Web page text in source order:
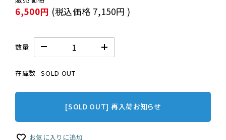
6,500円 (税込価格 7,150円 )
数量
在庫数 SOLD OUT
[SOLD OUT] 再入荷お知らせ
お気に入りに追加